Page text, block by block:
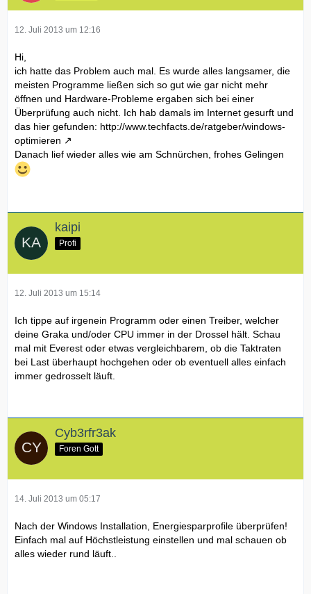
12. Juli 2013 um 12:16
Hi,
ich hatte das Problem auch mal. Es wurde alles langsamer, die
meisten Programme ließen sich so gut wie gar nicht mehr
öffnen und Hardware-Probleme ergaben sich bei einer
Überprüfung auch nicht. Ich hab damals im Internet gesurft und
das hier gefunden: http://www.techfacts.de/ratgeber/windows-
optimieren
Danach lief wieder alles wie am Schnürchen, frohes Gelingen
kaipi
Profi
12. Juli 2013 um 15:14
Ich tippe auf irgenein Programm oder einen Treiber, welcher
deine Graka und/oder CPU immer in der Drossel hält. Schau
mal mit Everest oder etwas vergleichbarem, ob die Taktraten
bei Last überhaupt hochgehen oder ob eventuell alles einfach
immer gedrosselt läuft.
Cyb3rfr3ak
Foren Gott
14. Juli 2013 um 05:17
Nach der Windows Installation, Energiesparprofile überprüfen!
Einfach mal auf Höchstleistung einstellen und mal schauen ob
alles wieder rund läuft..